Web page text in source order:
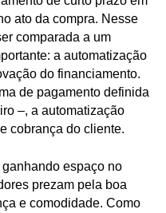
ato da compra. Nesse
comparada a um
a automatização
do financiamento.
de pagamento definida
–, a automatização
cobrança do cliente.
espaço no
prezam pela boa
e comodidade. Como